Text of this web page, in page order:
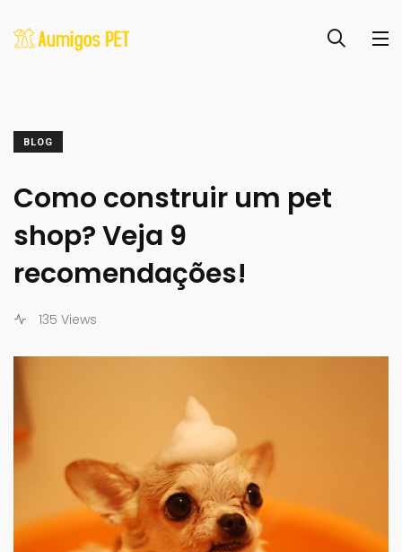
BLOG
Como construir um pet
shop? Veja 9
recomendações!
135 Views